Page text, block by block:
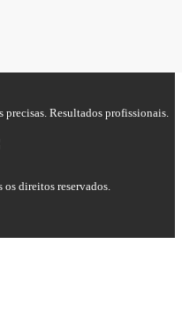
Resultados profissionais.
direitos reservados.